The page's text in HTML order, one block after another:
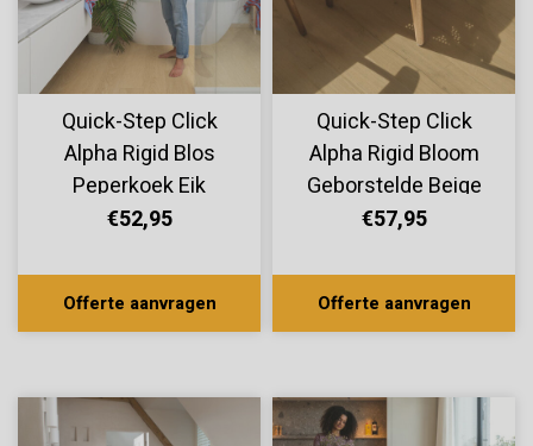
Quick-Step Click
Alpha Rigid Blos
Peperkoek Eik
AVSPU40278
€52,95
Offerte aanvragen
Quick-Step Click
Alpha Rigid Bloom
Geborstelde Beige
Eik AVMPU40319
€57,95
Offerte aanvragen